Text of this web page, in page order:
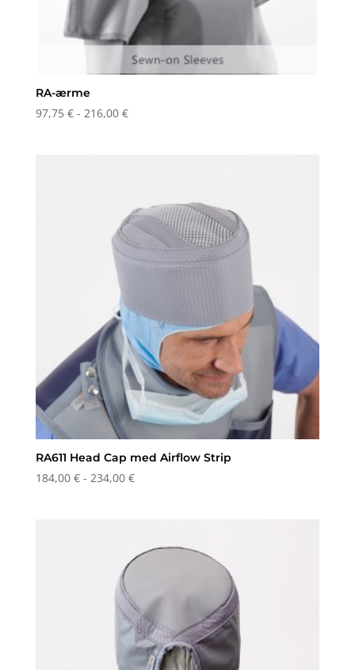
RA-ærme
97,75 € - 216,00 €Prisinterval:
RA611 Head Cap med Airflow Strip
184,00 € - 234,00 €Prisinterval: